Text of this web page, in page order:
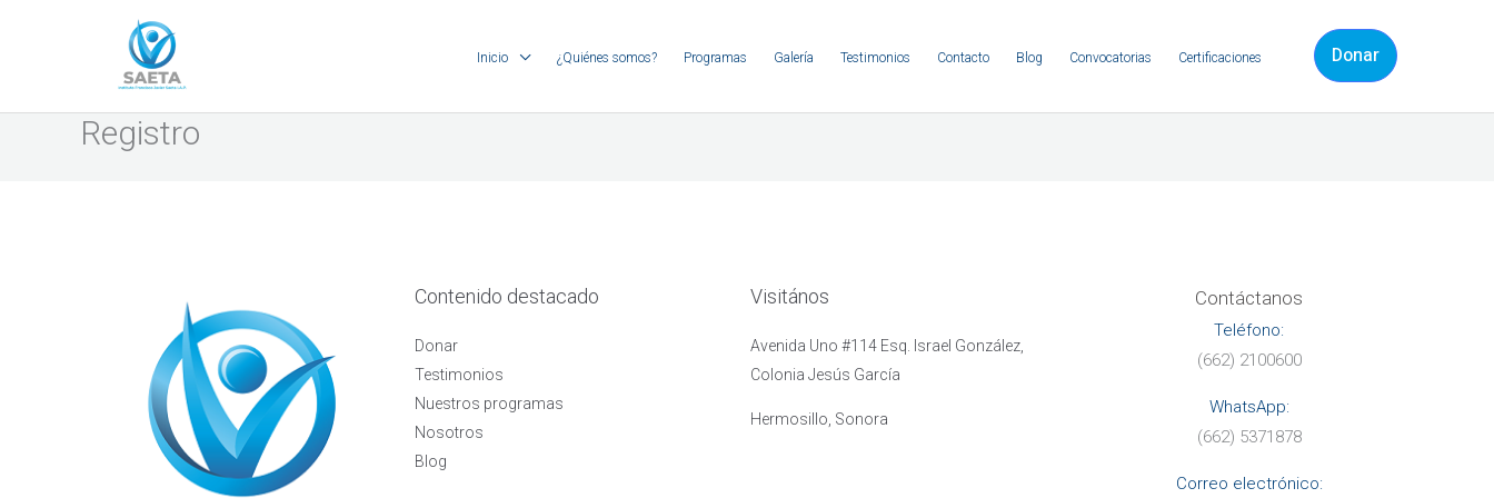
Inicio ¿Quiénes somos? Programas Galería Testimonios Contacto Blog Convocatorias Certificaciones Donar
Registro
Contenido destacado
Donar
Testimonios
Nuestros programas
Nosotros
Blog
Visitános
Avenida Uno #114 Esq. Israel González,
Colonia Jesús García
Hermosillo, Sonora
Contáctanos
Teléfono:
(662) 2100600
WhatsApp:
(662) 5371878
Correo electrónico: